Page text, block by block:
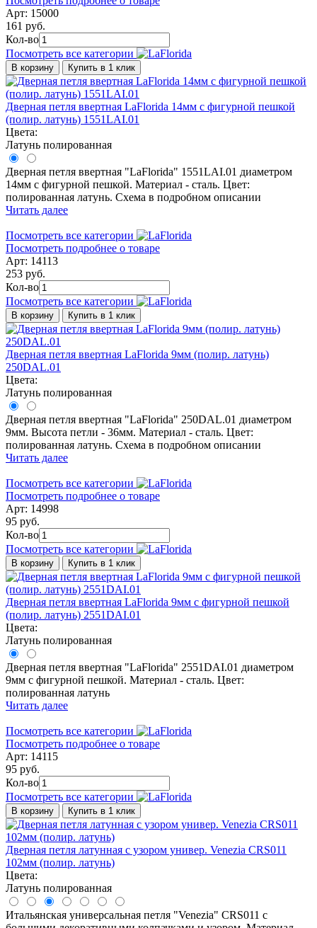
Арт: 15000
161 руб.
Кол-во
Посмотреть все категории
В корзину Купить в 1 клик
Дверная петля ввертная LaFlorida 14мм с фигурной пешкой
(полир. латунь) 1551LAI.01
Цвета:
Латунь полированная
Дверная петля ввертная "LaFlorida" 1551LAI.01 диаметром
14мм с фигурной пешкой. Материал - сталь. Цвет:
полированная латунь. Схема в подробном описании
Читать далее
Посмотреть все категории
Посмотреть подробнее о товаре
Арт: 14113
253 руб.
Кол-во
Посмотреть все категории
В корзину Купить в 1 клик
Дверная петля ввертная LaFlorida 9мм (полир. латунь)
250DAL.01
Цвета:
Латунь полированная
Дверная петля ввертная "LaFlorida" 250DAL.01 диаметром
9мм. Высота петли - 36мм. Материал - сталь. Цвет:
полированная латунь. Схема в подробном описании
Читать далее
Посмотреть все категории
Посмотреть подробнее о товаре
Арт: 14998
95 руб.
Кол-во
Посмотреть все категории
В корзину Купить в 1 клик
Дверная петля ввертная LaFlorida 9мм с фигурной пешкой
(полир. латунь) 2551DAI.01
Цвета:
Латунь полированная
Дверная петля ввертная "LaFlorida" 2551DAI.01 диаметром
9мм с фигурной пешкой. Материал - сталь. Цвет:
полированная латунь
Читать далее
Посмотреть все категории
Посмотреть подробнее о товаре
Арт: 14115
95 руб.
Кол-во
Посмотреть все категории
В корзину Купить в 1 клик
Дверная петля латунная с узором универ. Venezia CRS011
102мм (полир. латунь)
Цвета:
Латунь полированная
Итальянская универсальная петля "Venezia" CRS011 с